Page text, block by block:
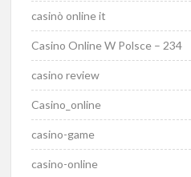
casinò online it
Casino Online W Polsce – 234
casino review
Casino_online
casino-game
casino-online